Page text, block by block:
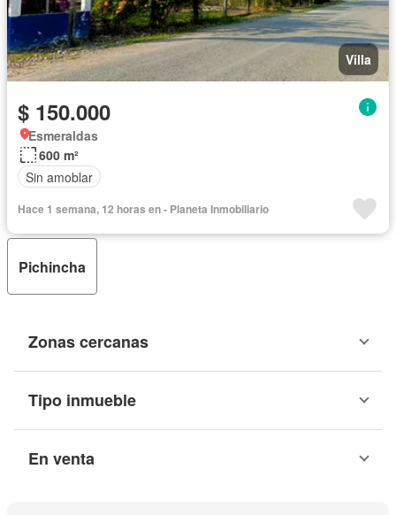
Villa
$ 150.000
Esmeraldas
600 m²
Sin amoblar
Hace 1 semana, 12 horas en - Planeta Inmobiliario
Pichincha
Zonas cercanas
Tipo inmueble
En venta